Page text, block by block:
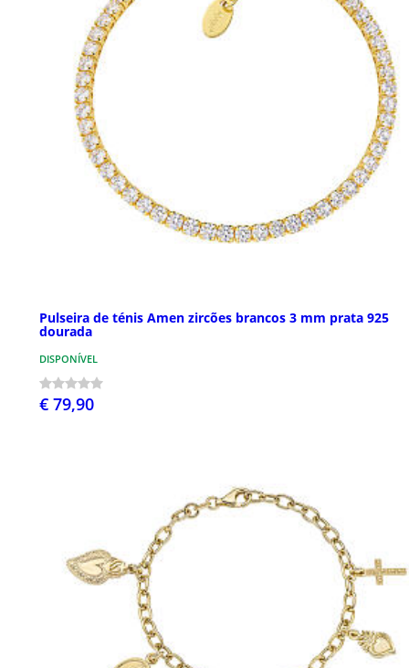
Pulseira de ténis Amen zircões brancos 3 mm prata 925
dourada
DISPONÍVEL
€ 79,90